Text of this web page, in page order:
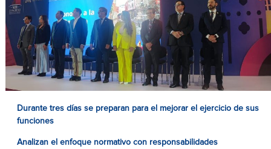
Durante tres días se preparan para el mejorar el ejercicio de sus
funciones
Analizan el enfoque normativo con responsabilidades